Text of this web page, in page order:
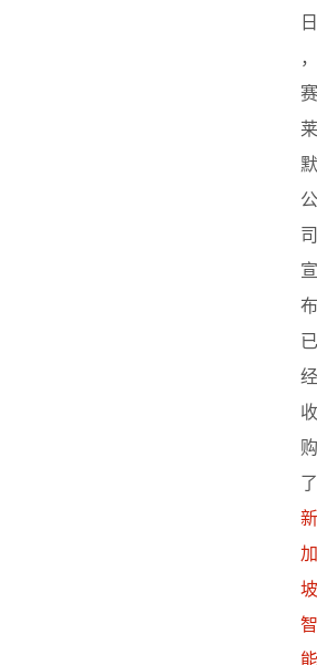
日
，
赛
莱
默
公
司
宣
布
已
经
收
购
了
新
加
坡
智
能